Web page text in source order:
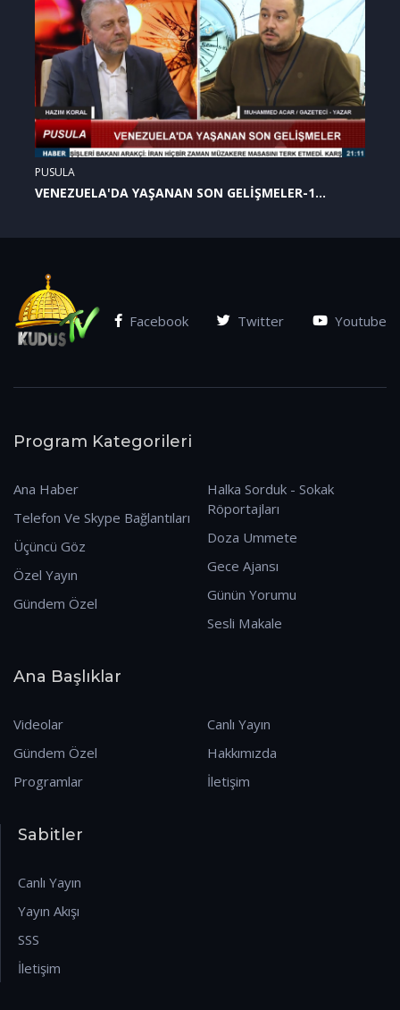
PUSULA
VENEZUELA'DA YAŞANAN SON GELİŞMELER-1
Facebook Twitter Youtube
Program Kategorileri
Ana Haber
Telefon Ve Skype Bağlantıları
Üçüncü Göz
Özel Yayın
Gündem Özel
Halka Sorduk - Sokak
Röportajları
Doza Ummete
Gece Ajansı
Günün Yorumu
Sesli Makale
Ana Başlıklar
Videolar
Gündem Özel
Programlar
Canlı Yayın
Hakkımızda
İletişim
Sabitler
Canlı Yayın
Yayın Akışı
SSS
İletişim